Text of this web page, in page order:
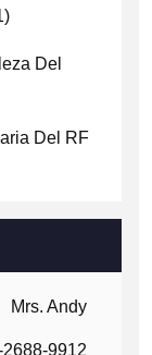
Del
Del RF
Mrs. Andy
9912